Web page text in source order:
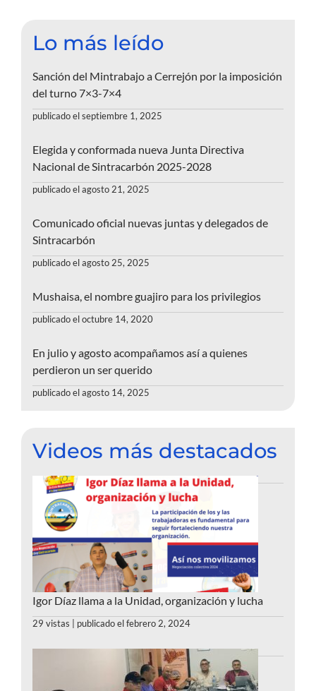
Lo más leído
Sanción del Mintrabajo a Cerrejón por la imposición
del turno 7×3-7×4
publicado el septiembre 1, 2025
Elegida y conformada nueva Junta Directiva
Nacional de Sintracarbón 2025-2028
publicado el agosto 21, 2025
Comunicado oficial nuevas juntas y delegados de
Sintracarbón
publicado el agosto 25, 2025
Mushaisa, el nombre guajiro para los privilegios
publicado el octubre 14, 2020
En julio y agosto acompañamos así a quienes
perdieron un ser querido
publicado el agosto 14, 2025
Videos más destacados
Igor Díaz llama a la Unidad, organización y lucha
29 vistas publicado el febrero 2, 2024